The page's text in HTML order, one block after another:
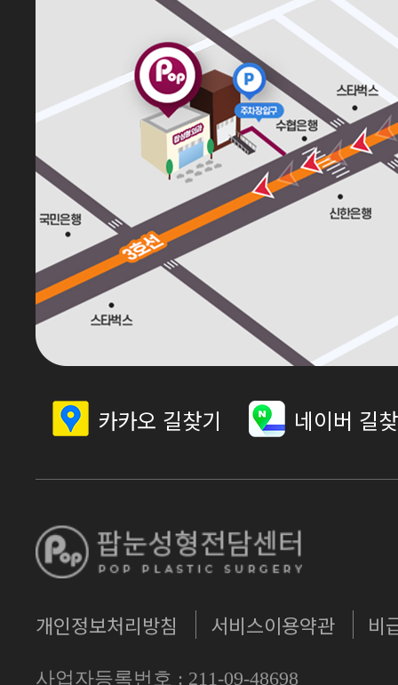
카카오 길찾기 네이버 길
개인정보처리방침 서비스이용약관 비
사업자등록번호 : 211-09-48698